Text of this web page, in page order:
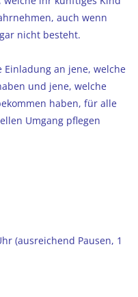
auch wenn
nicht besteht.
Einladung an jene, welche
und jene, welche
haben, für alle
Umgang pflegen
(ausreichend Pausen, 1